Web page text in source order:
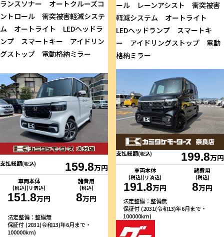
ランスソナー オートクルーズコ
ントロール 衝突被害軽減システ
ム オートライト LEDヘッドラ
ンプ スマートキー アイドリン
グストップ 電動格納ミラー
支払総額(税込) 159.8万円
車両本体
(税込)(リ済込)
151.8万円
諸費用
(税込)
8万円
法定整備：整備無
保証付 (2031(令和13)年6月まで・
100000km)
ール レーンアシスト 衝突被害
軽減システム オートライト
LEDヘッドランプ スマートキ
ー アイドリングストップ 電動
格納ミラー
支払総額(税込) 199.8万円
車両本体
(税込)(リ済込)
191.8万円
諸費用
(税込)
8万円
法定整備：整備無
保証付 (2031(令和13)年6月まで・
100000km)